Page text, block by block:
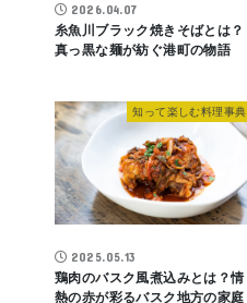
2026.04.07
糸魚川ブラック焼きそばとは？
真っ黒な麺が紡ぐ港町の物語
知って楽しむ料理事典
2025.05.13
鶏肉のバスク風煮込みとは？情
熱の赤が彩るバスク地方の家庭